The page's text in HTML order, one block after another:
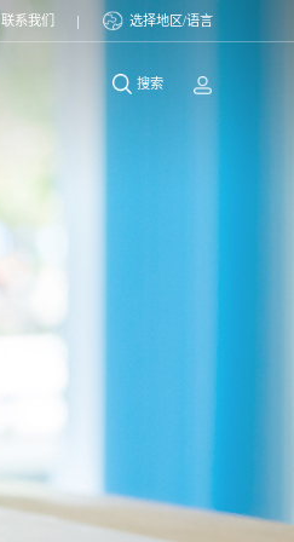
联系我们 选择地区/语言
搜索